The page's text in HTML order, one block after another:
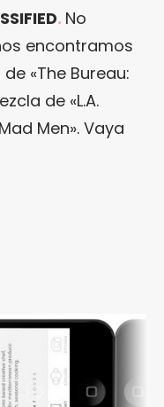
. No
encontramos
«The Bureau:
de «L.A.
Men». Vaya